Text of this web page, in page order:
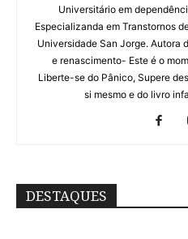
Universitário em
Especializanda em Transtornos
Universidade San Jorge. Autora
e renascimento- Este é o
Liberte-se do Pânico, Supere
si mesmo e do livro
DESTAQUES